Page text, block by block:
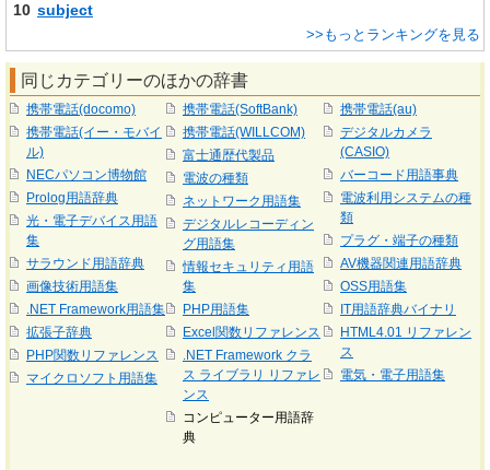
10 subject
>>もっとランキングを見る
同じカテゴリーのほかの辞書
携帯電話(docomo)
携帯電話(イー・モバイ
ル)
NECパソコン博物館
Prolog用語辞典
光・電子デバイス用語
集
サラウンド用語辞典
画像技術用語集
.NET Framework用語集
拡張子辞典
PHP関数リファレンス
マイクロソフト用語集
携帯電話(SoftBank)
携帯電話(WILLCOM)
富士通歴代製品
電波の種類
ネットワーク用語集
デジタルレコーディン
グ用語集
情報セキュリティ用語
集
PHP用語集
Excel関数リファレンス
.NET Framework クラ
ス ライブラリ リファレ
ンス
コンピューター用語辞
典
携帯電話(au)
デジタルカメラ
(CASIO)
バーコード用語事典
電波利用システムの種
類
プラグ・端子の種類
AV機器関連用語辞典
OSS用語集
IT用語辞典バイナリ
HTML4.01 リファレン
ス
電気・電子用語集